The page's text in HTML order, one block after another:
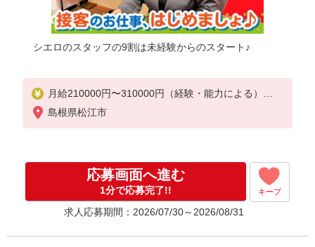
シエロのスタッフの9割は未経験からのスタート♪
月給210000円〜310000円（経験・能力による）
※固定残業代:14500円〜14500円（10時間相当）
＊時間外手当は時間外労働の有無にかかわらず、固
※試用期間なし
※残業代支給
★交通費別途支給（規定あり）
゜+゜・。○。・゜+゜・。○。・゜+゜
島根県松江市
応募画面へ進む
1分で応募完了!! キープ
求人応募期間：2026/07/30～2026/08/31